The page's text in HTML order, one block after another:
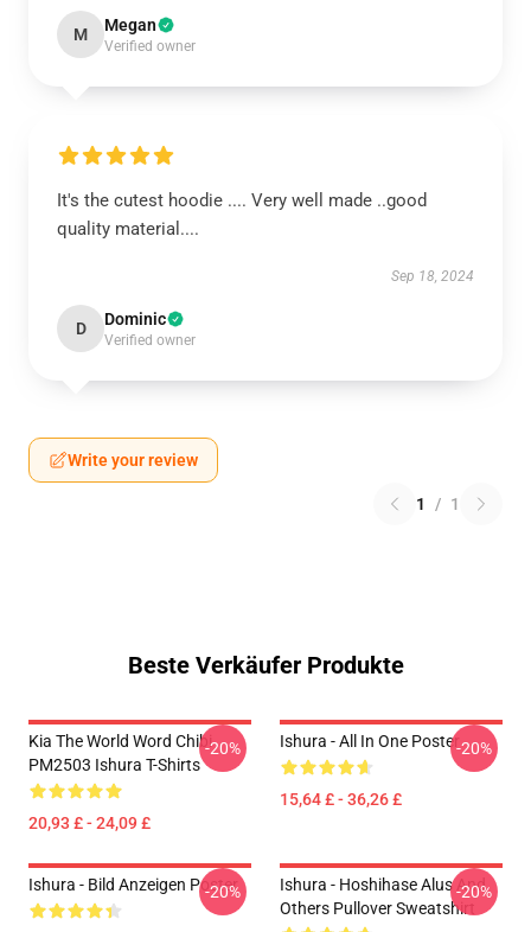
M Megan
Verified owner
It's the cutest hoodie .... Very well made ..good
quality material....
Sep 18, 2024
D Dominic
Verified owner
Write your review
1 / 1
Beste Verkäufer Produkte
Kia The World Word Chibi
PM2503 Ishura T-Shirts
20,93 £ - 24,09 £
-20% Ishura - All In One Poster
15,64 £ - 36,26 £
-20%
Ishura - Bild Anzeigen Poster
-20%
Ishura - Hoshihase Alus And
Others Pullover Sweatshirt
-20%